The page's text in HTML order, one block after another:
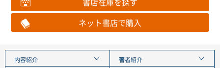
ネット書店で購入
内容紹介
著者紹介